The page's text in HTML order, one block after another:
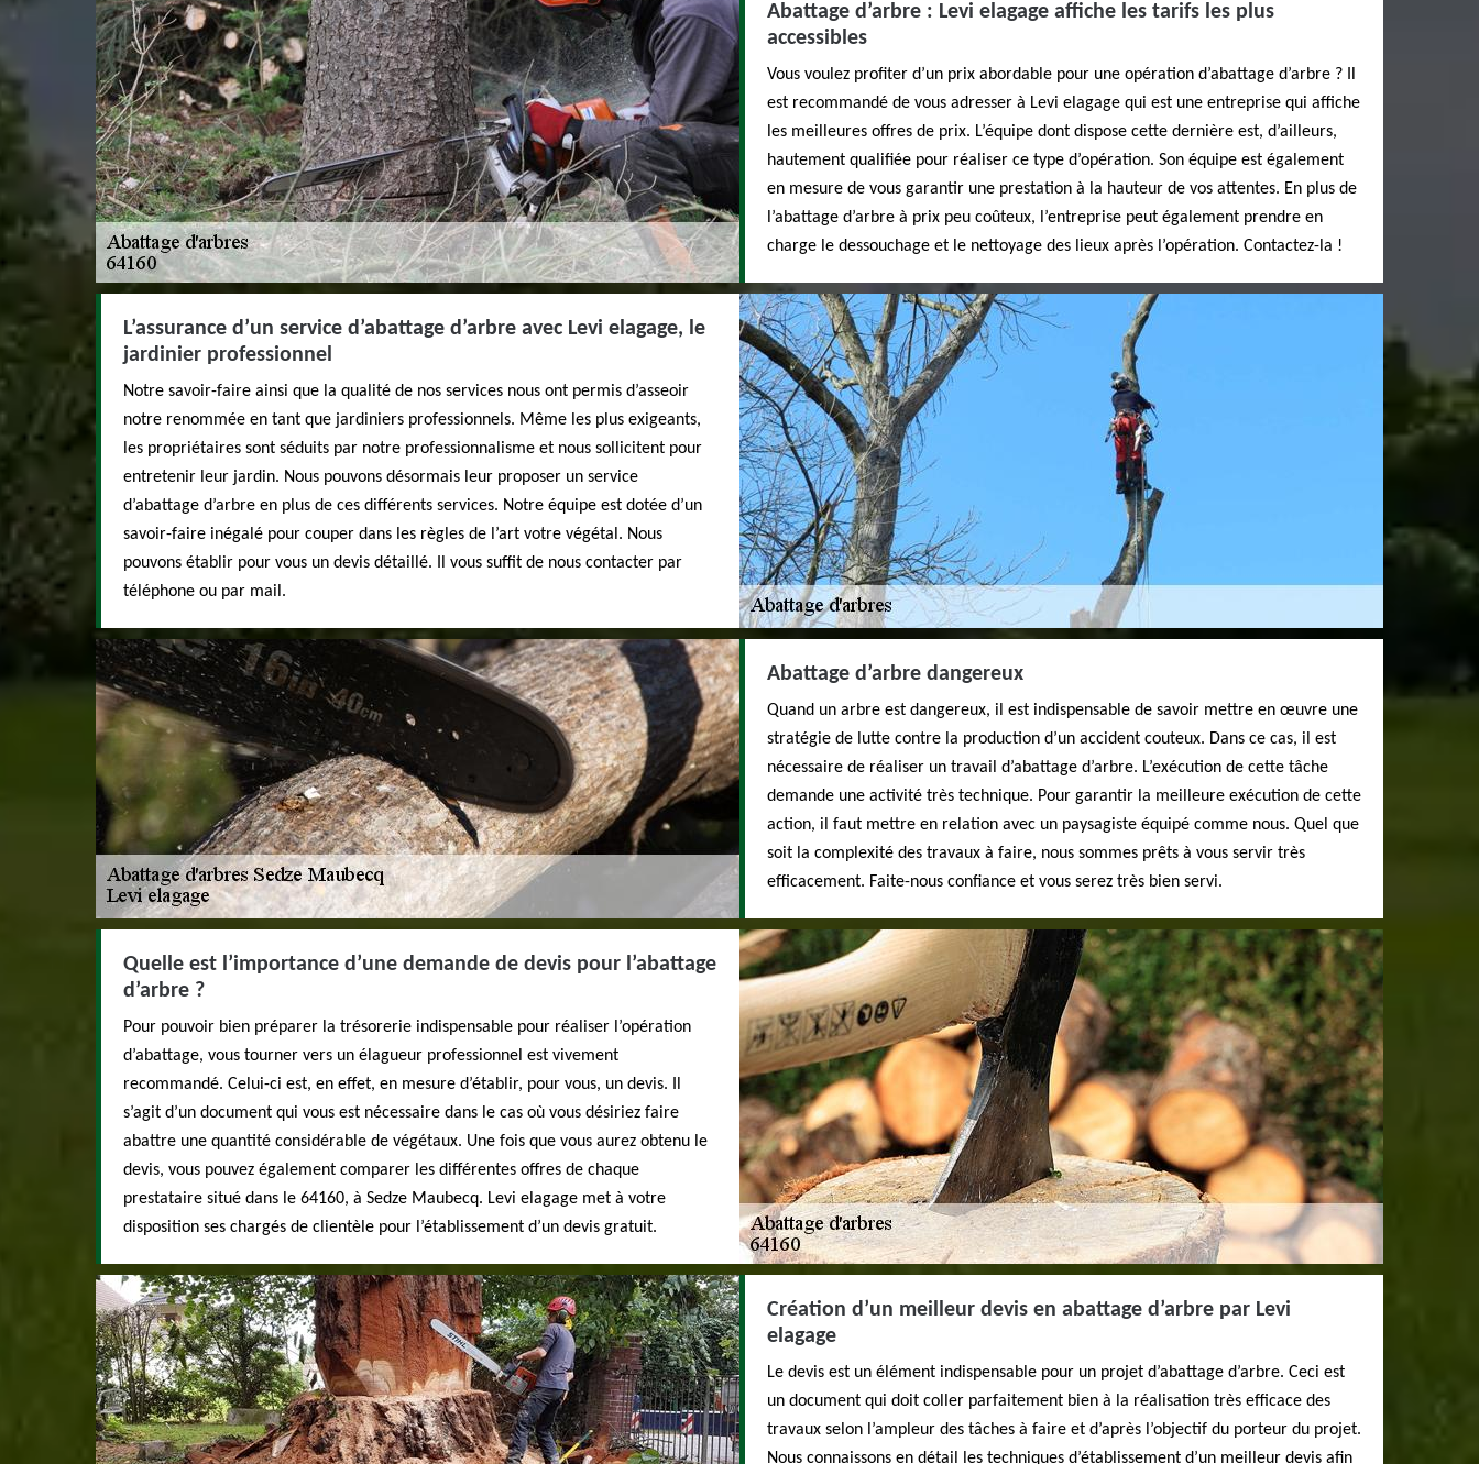
Abattage d’arbre : Levi elagage affiche les tarifs les plus
accessibles
Vous voulez profiter d’un prix abordable pour une opération d’abattage d’arbre ? Il
est recommandé de vous adresser à Levi elagage qui est une entreprise qui affiche
les meilleures offres de prix. L’équipe dont dispose cette dernière est, d’ailleurs,
hautement qualifiée pour réaliser ce type d’opération. Son équipe est également
en mesure de vous garantir une prestation à la hauteur de vos attentes. En plus de
l’abattage d’arbre à prix peu coûteux, l’entreprise peut également prendre en
charge le dessouchage et le nettoyage des lieux après l’opération. Contactez-la !
L’assurance d’un service d’abattage d’arbre avec Levi elagage, le
jardinier professionnel
Notre savoir-faire ainsi que la qualité de nos services nous ont permis d’asseoir
notre renommée en tant que jardiniers professionnels. Même les plus exigeants,
les propriétaires sont séduits par notre professionnalisme et nous sollicitent pour
entretenir leur jardin. Nous pouvons désormais leur proposer un service
d’abattage d’arbre en plus de ces différents services. Notre équipe est dotée d’un
savoir-faire inégalé pour couper dans les règles de l’art votre végétal. Nous
pouvons établir pour vous un devis détaillé. Il vous suffit de nous contacter par
téléphone ou par mail.
Abattage d’arbre dangereux
Quand un arbre est dangereux, il est indispensable de savoir mettre en œuvre une
stratégie de lutte contre la production d’un accident couteux. Dans ce cas, il est
nécessaire de réaliser un travail d’abattage d’arbre. L’exécution de cette tâche
demande une activité très technique. Pour garantir la meilleure exécution de cette
action, il faut mettre en relation avec un paysagiste équipé comme nous. Quel que
soit la complexité des travaux à faire, nous sommes prêts à vous servir très
efficacement. Faite-nous confiance et vous serez très bien servi.
Quelle est l’importance d’une demande de devis pour l’abattage
d’arbre ?
Pour pouvoir bien préparer la trésorerie indispensable pour réaliser l’opération
d’abattage, vous tourner vers un élagueur professionnel est vivement
recommandé. Celui-ci est, en effet, en mesure d’établir, pour vous, un devis. Il
s’agit d’un document qui vous est nécessaire dans le cas où vous désiriez faire
abattre une quantité considérable de végétaux. Une fois que vous aurez obtenu le
devis, vous pouvez également comparer les différentes offres de chaque
prestataire situé dans le 64160, à Sedze Maubecq. Levi elagage met à votre
disposition ses chargés de clientèle pour l’établissement d’un devis gratuit.
Création d’un meilleur devis en abattage d’arbre par Levi
elagage
Le devis est un élément indispensable pour un projet d’abattage d’arbre. Ceci est
un document qui doit coller parfaitement bien à la réalisation très efficace des
travaux selon l’ampleur des tâches à faire et d’après l’objectif du porteur du projet.
Nous connaissons en détail les techniques d’établissement d’un meilleur devis afin